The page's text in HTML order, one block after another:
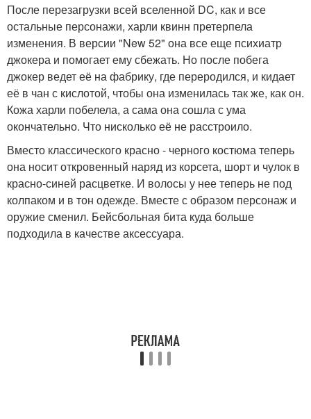
После перезагрузки всей вселенной DC, как и все
остальные персонажи, харли квинн претерпела
изменения. В версии "New 52" она все еще психиатр
джокера и помогает ему сбежать. Но после побега
джокер ведет её на фабрику, где переродился, и кидает
её в чан с кислотой, чтобы она изменилась так же, как он.
Кожа харли побелела, а сама она сошла с ума
окончательно. Что нисколько её не расстроило.
Вместо классического красно - черного костюма теперь
она носит откровенный наряд из корсета, шорт и чулок в
красно-синей расцветке. И волосы у нее теперь не под
колпаком и в тон одежде. Вместе с образом персонаж и
оружие сменил. Бейсбольная бита куда больше
подходила в качестве аксессуара.